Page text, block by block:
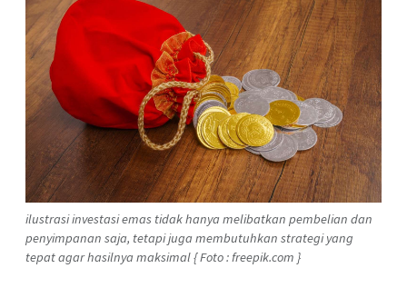
ilustrasi investasi emas tidak hanya melibatkan pembelian dan
penyimpanan saja, tetapi juga membutuhkan strategi yang
tepat agar hasilnya maksimal { Foto : freepik.com }